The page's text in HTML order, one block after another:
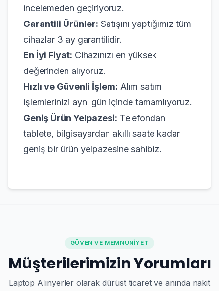
incelemeden geçiriyoruz.
Garantili Ürünler: Satışını yaptığımız tüm
cihazlar 3 ay garantilidir.
En İyi Fiyat: Cihazınızı en yüksek
değerinden alıyoruz.
Hızlı ve Güvenli İşlem: Alım satım
işlemlerinizi aynı gün içinde tamamlıyoruz.
Geniş Ürün Yelpazesi: Telefondan
tablete, bilgisayardan akıllı saate kadar
geniş bir ürün yelpazesine sahibiz.
GÜVEN VE MEMNUNIYET
Müşterilerimizin Yorumları
Laptop Alınyerler olarak dürüst ticaret ve anında nakit